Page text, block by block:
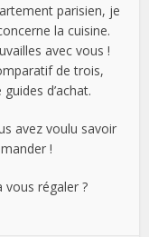
parisien, je
la cuisine.
avec vous !
de trois,
d’achat.
avez voulu savoir
!
régaler ?